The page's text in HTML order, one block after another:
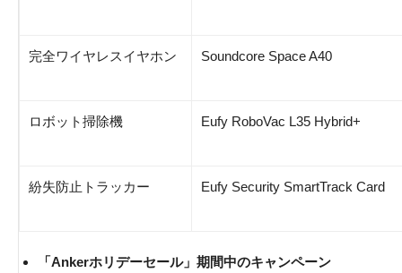
完全ワイヤレスイヤホン Soundcore Space A40
ロボット掃除機 Eufy RoboVac L35 Hybrid+
紛失防止トラッカー Eufy Security SmartTrack Card
「Ankerホリデーセール」期間中のキャンペーン